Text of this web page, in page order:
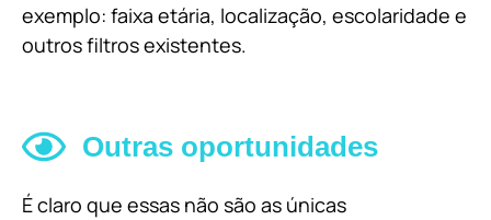
exemplo: faixa etária, localização, escolaridade e
outros filtros existentes.
Outras oportunidades
É claro que essas não são as únicas